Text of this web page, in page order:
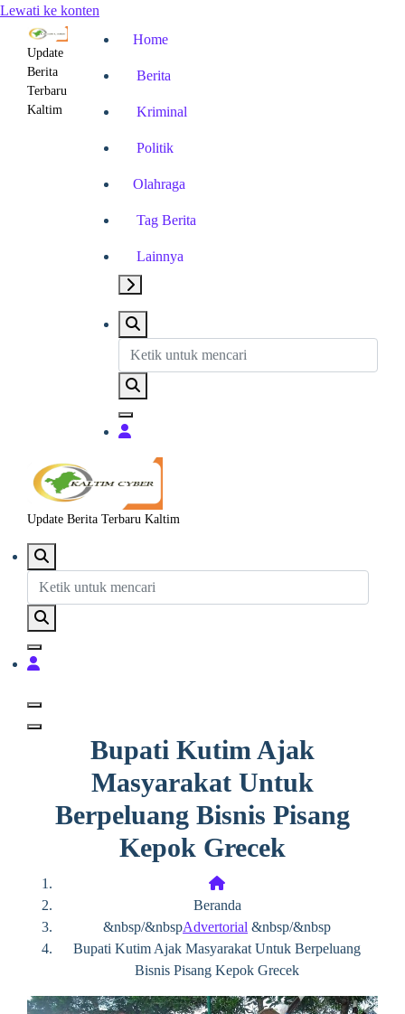
Lewati ke konten
Update
Berita
Terbaru
Kaltim
Home
Berita
Kriminal
Politik
Olahraga
Tag Berita
Lainnya
Update Berita Terbaru Kaltim
Bupati Kutim Ajak
Masyarakat Untuk
Berpeluang Bisnis Pisang
Kepok Grecek
Beranda
&nbsp/&nbspAdvertorial &nbsp/&nbsp
Bupati Kutim Ajak Masyarakat Untuk Berpeluang
Bisnis Pisang Kepok Grecek